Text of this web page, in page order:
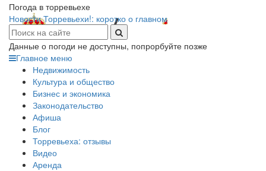
Погода в торревьехе
Новости Торревьехи!: коротко о главном
Данные о погоди не доступны, попрорбуйте позже
Главное меню
Недвижимость
Культура и общество
Бизнес и экономика
Законодательство
Афиша
Блог
Торревьеха: отзывы
Видео
Аренда